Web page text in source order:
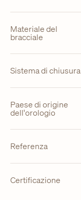
Materiale del
bracciale
Sistema di chiusura
Paese di origine
dell'orologio
Referenza
Certificazione